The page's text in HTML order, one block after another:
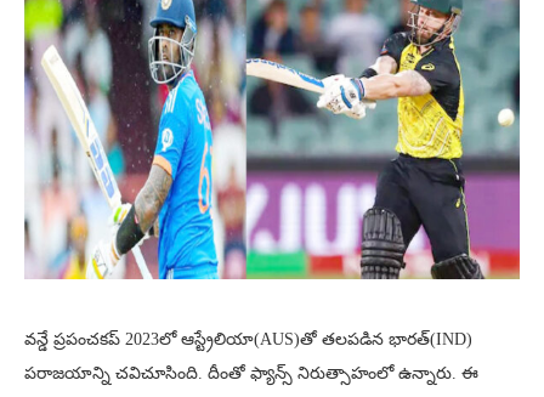
వన్డే ప్రపంచకప్ 2023లో ఆస్ట్రేలియా(AUS)తో తలపడిన భారత్(IND)
పరాజయాన్ని చవిచూసింది. దీంతో ఫ్యాన్స్‌ నిరుత్సాహంలో ఉన్నారు. ఈ